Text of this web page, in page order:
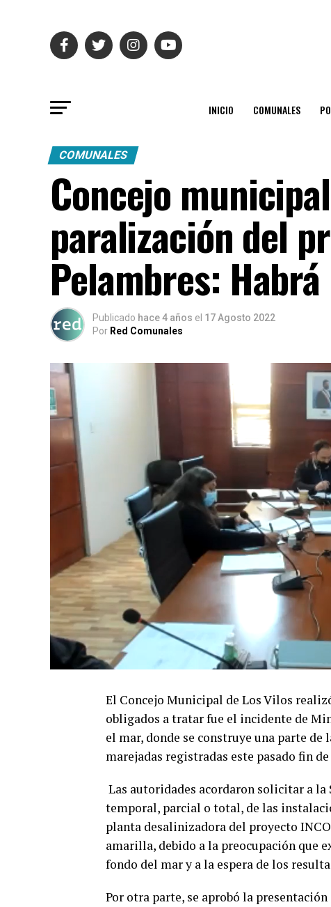
INICIO COMUNALES
COMUNALES
Concejo
paralización del
Pelambres:
Publicado hace 4 años el 17 Agosto 2022
Por Red Comunales
El Concejo Municipal de Los Vilos
obligados a tratar fue el incidente de
el mar, donde se construye una parte
marejadas registradas este pasado fin de
Las autoridades acordaron solicitar a
temporal, parcial o total, de las
planta desalinizadora del proyecto
amarilla, debido a la preocupación que
fondo del mar y a la espera de los
Por otra parte, se aprobó la